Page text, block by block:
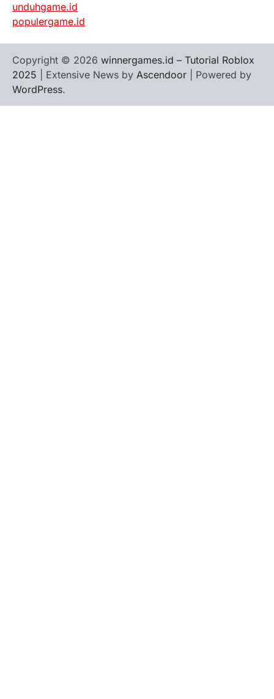
unduhgame.id
populergame.id
Copyright © 2026 winnergames.id – Tutorial Roblox
2025 | Extensive News by Ascendoor | Powered by
WordPress.